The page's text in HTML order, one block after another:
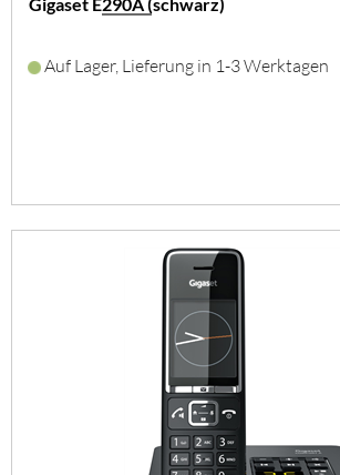
Auf Lager, Lieferung in 1-3 Werktagen